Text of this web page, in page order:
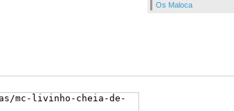
Os Maloca